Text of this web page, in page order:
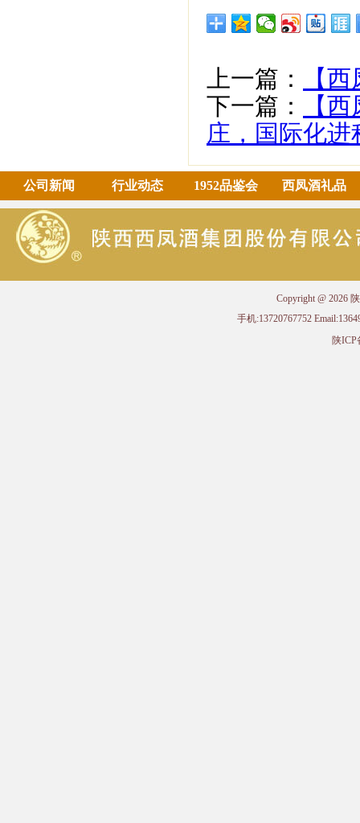
上一篇：
【
下一篇：
【
庄，国际化进
公司新闻 行业动态 1952品鉴会 西凤酒礼品
Copyright @ 2026
手机:13720767752
陕ICP